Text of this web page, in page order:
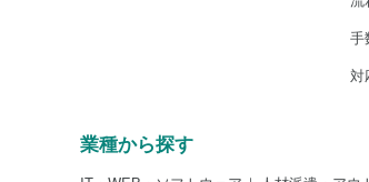
手
対
業種から探す